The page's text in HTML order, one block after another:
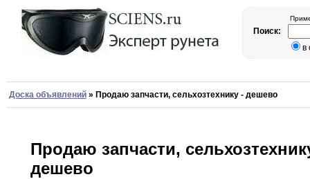
Поиск:
в
Доска объявлений » Продаю запчасти, сельхозтехнику - дешево
Продаю запчасти,
дешево